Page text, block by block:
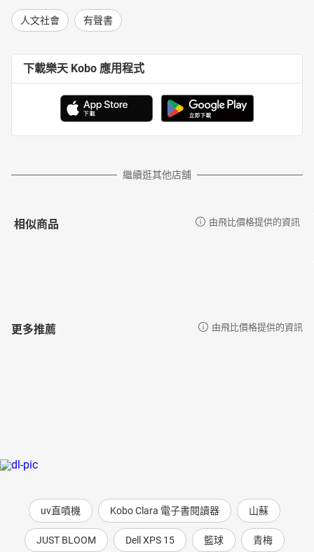
人文社會 有聲書
下載樂天 Kobo 應用程式
繼續逛其他店舖
相似商品 由飛比價格提供的資訊
更多推薦 由飛比價格提供的資訊
uv直噴機 Kobo Clara 電子書閱讀器 山蘇
JUST BLOOM Dell XPS 15 籃球 青梅